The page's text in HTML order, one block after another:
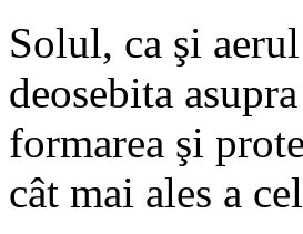
Solul, ca şi
deosebita
formarea şi
cât mai ales a